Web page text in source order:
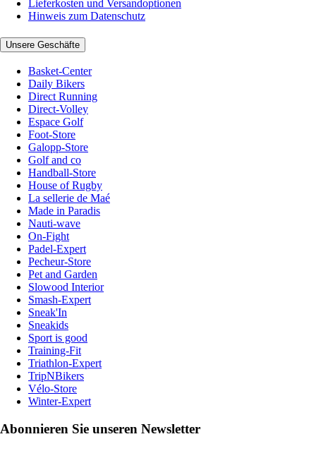
Lieferkosten und Versandoptionen
Hinweis zum Datenschutz
Unsere Geschäfte
Basket-Center
Daily Bikers
Direct Running
Direct-Volley
Espace Golf
Foot-Store
Galopp-Store
Golf and co
Handball-Store
House of Rugby
La sellerie de Maé
Made in Paradis
Nauti-wave
On-Fight
Padel-Expert
Pecheur-Store
Pet and Garden
Slowood Interior
Smash-Expert
Sneak'In
Sneakids
Sport is good
Training-Fit
Triathlon-Expert
TripNBikers
Vélo-Store
Winter-Expert
Abonnieren Sie unseren Newsletter